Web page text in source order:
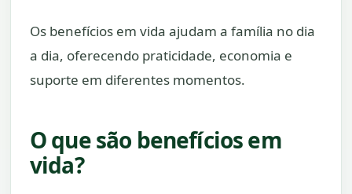
Os benefícios em vida ajudam a família no dia
a dia, oferecendo praticidade, economia e
suporte em diferentes momentos.
O que são benefícios em
vida?